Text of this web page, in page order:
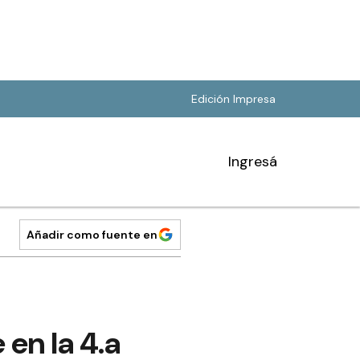
Edición Impresa
Ingresá
Añadir como fuente en
la 4.a